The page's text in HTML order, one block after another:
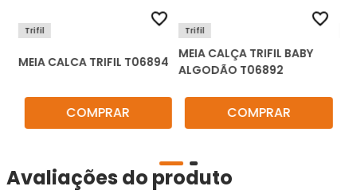
Trifil
MEIA CALCA TRIFIL T06894
COMPRAR
Trifil
MEIA CALÇA TRIFIL BABY
ALGODÃO T06892
COMPRAR
Avaliações do produto